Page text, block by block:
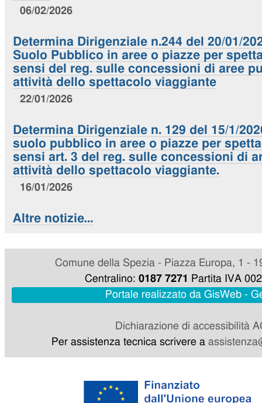
06/02/2026
Determina Dirigenziale n.244 del 20/01/
Suolo Pubblico in aree o piazze per
sensi del reg. sulle concessioni di aree
attività dello spettacolo viaggiante
22/01/2026
Determina Dirigenziale n. 129 del 15/1/
suolo pubblico in aree o piazze per
sensi art. 3 del reg. sulle concessioni di
attività dello spettacolo viaggiante.
16/01/2026
Altre notizie…
Comune della Spezia - Piazza Europa, 1 -
Centralino: 0187 7271
Partita IVA
Portale realizzato da GisWeb -
Dichiarazione di accessibilità
Per assistenza tecnica scrivere a